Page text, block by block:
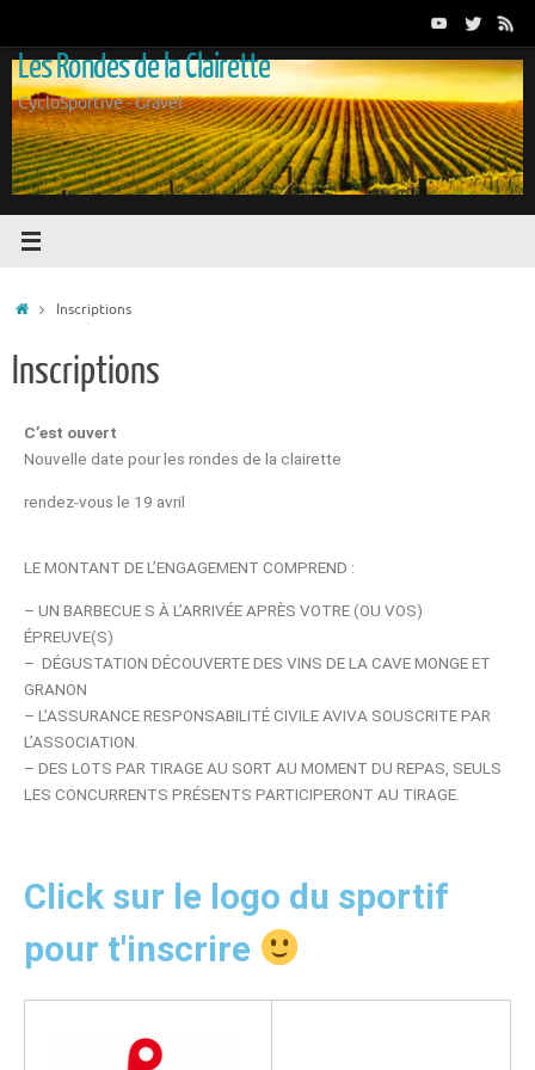
Les Rondes de la Clairette
CycloSportive - Gravel
Inscriptions
Inscriptions
C’est ouvert
Nouvelle date pour les rondes de la clairette
rendez-vous le 19 avril
LE MONTANT DE L’ENGAGEMENT COMPREND :
– UN BARBECUE S À L’ARRIVÉE APRÈS VOTRE (OU VOS)
ÉPREUVE(S)
– DÉGUSTATION DÉCOUVERTE DES VINS DE LA CAVE MONGE ET
GRANON
– L’ASSURANCE RESPONSABILITÉ CIVILE AVIVA SOUSCRITE PAR
L’ASSOCIATION.
– DES LOTS PAR TIRAGE AU SORT AU MOMENT DU REPAS, SEULS
LES CONCURRENTS PRÉSENTS PARTICIPERONT AU TIRAGE.
Click sur le logo du sportif
pour t'inscrire